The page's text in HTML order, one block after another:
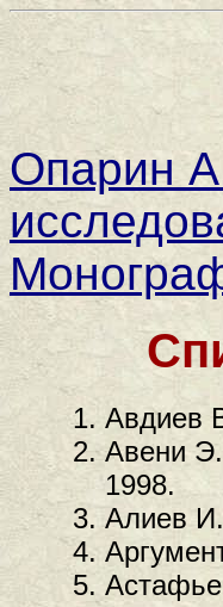
Опарин
Авдиев
Авени
1998.
Алиев